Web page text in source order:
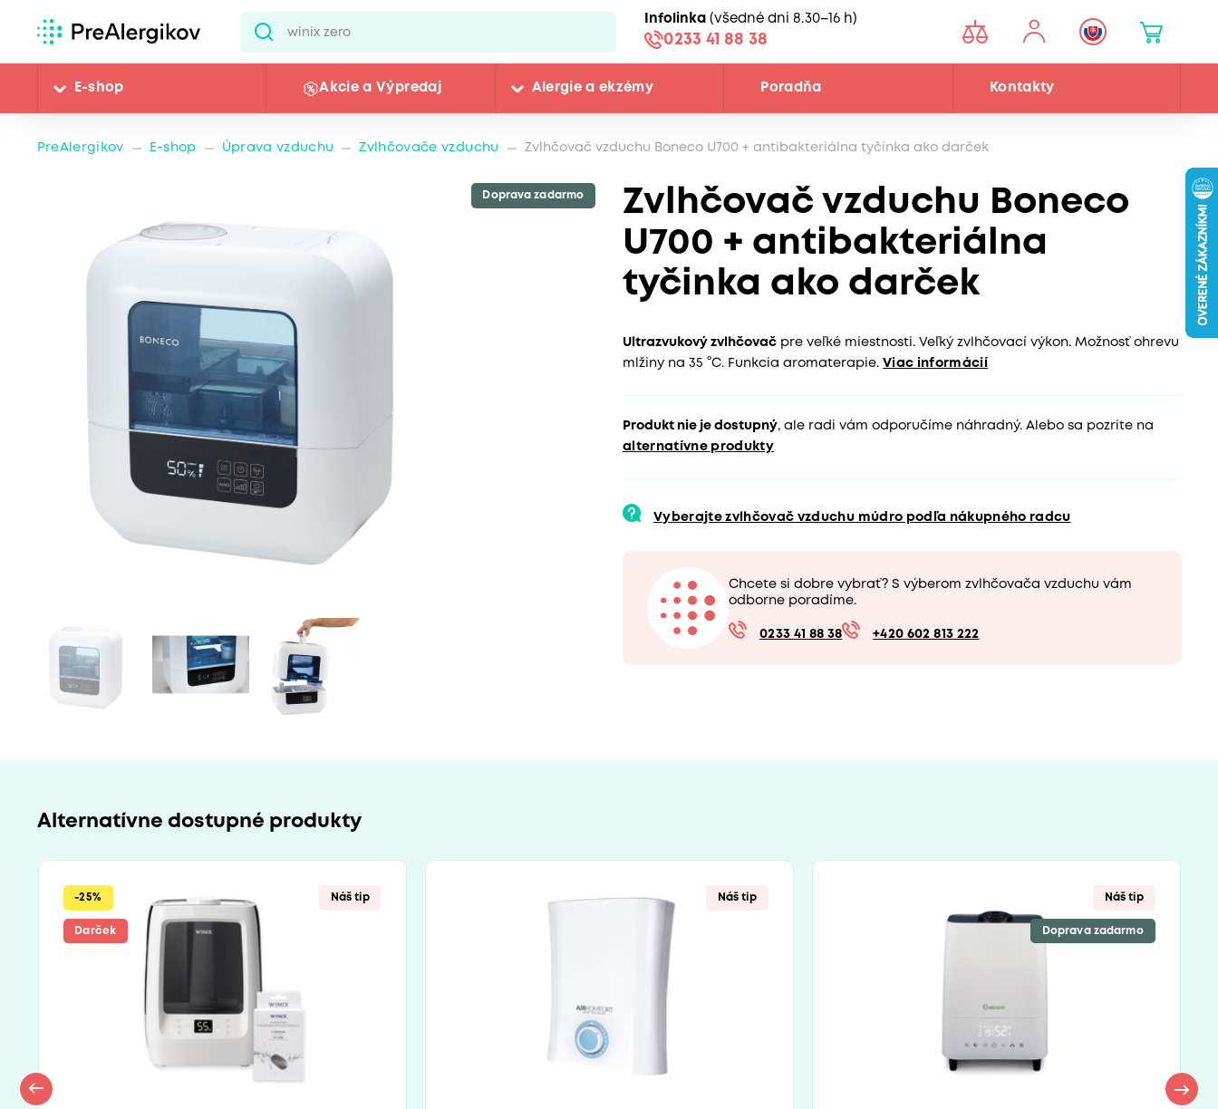
Infolinka (všedné dni 8.30–16 h)
0233 41 88 38
E-shop Akcie a Výpredaj Alergie a ekzémy Poradňa Kontakty
PreAlergikov E-shop Úprava vzduchu Zvlhčovače vzduchu Zvlhčovač vzduchu Boneco U700 + antibakteriálna tyčinka ako darček
Zvlhčovač vzduchu Boneco
U700 + antibakteriálna
tyčinka ako darček
Doprava zadarmo
Ultrazvukový zvlhčovač pre veľké miestnosti. Veľký zvlhčovací výkon. Možnosť ohrevu
mlžiny na 35 °C. Funkcia aromaterapie. Viac informácií
Produkt nie je dostupný, ale radi vám odporučíme náhradný. Alebo sa pozrite na
alternatívne produkty
Vyberajte zvlhčovač vzduchu múdro podľa nákupného radcu
Chcete si dobre vybrať? S výberom zvlhčovača vzduchu vám
odborne poradíme.
0233 41 88 38 +420 602 813 222
Alternatívne dostupné produkty
Darček
-25% Náš tip Náš tip Náš tip
Doprava zadarmo